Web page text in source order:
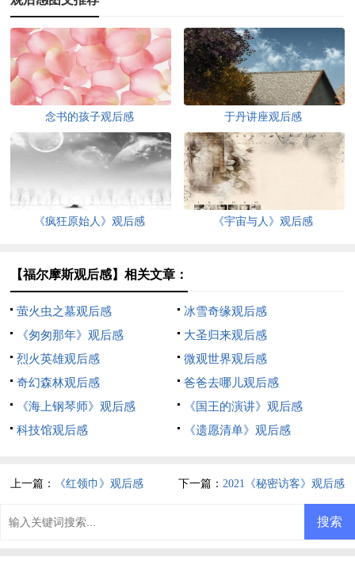
念书的孩子观后感 于丹讲座观后感
《疯狂原始人》观后感 《宇宙与人》观后感
【福尔摩斯观后感】相关文章：
萤火虫之墓观后感
冰雪奇缘观后感
《匆匆那年》观后感
大圣归来观后感
烈火英雄观后感
微观世界观后感
奇幻森林观后感
爸爸去哪儿观后感
《海上钢琴师》观后感
《国王的演讲》观后感
科技馆观后感
《遗愿清单》观后感
上一篇： 《红领巾》观后感 下一篇： 2021《秘密访客》观后感